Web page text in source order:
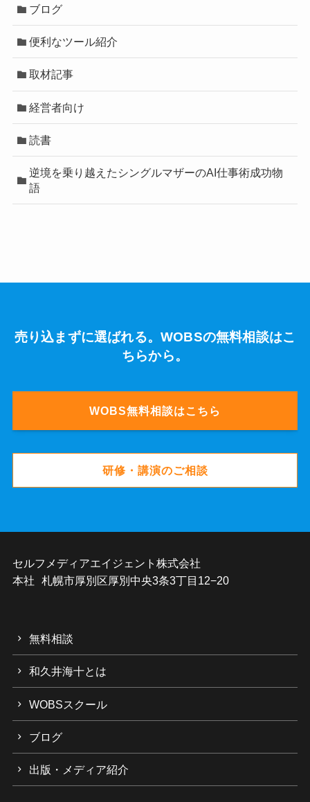
ブログ
便利なツール紹介
取材記事
経営者向け
読書
逆境を乗り越えたシングルマザーのAI仕事術成功物
語
売り込まずに選ばれる。WOBSの無料相談はこ
ちらから。
WOBS無料相談はこちら
研修・講演のご相談
セルフメディアエイジェント株式会社
本社 札幌市厚別区厚別中央3条3丁目12−20
無料相談
和久井海十とは
WOBSスクール
ブログ
出版・メディア紹介